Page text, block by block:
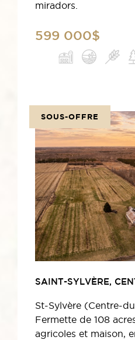
miradors.
599 000$
SOUS-OFFRE
SAINT-SYLVÈRE,
St-Sylvère (Centre-
Fermette de 108
agricoles et maison,